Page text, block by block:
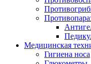
Медицинская
Гигиена носа